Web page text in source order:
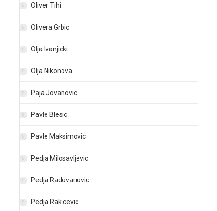
Oliver Tihi
Olivera Grbic
Olja Ivanjicki
Olja Nikonova
Paja Jovanovic
Pavle Blesic
Pavle Maksimovic
Pedja Milosavljevic
Pedja Radovanovic
Pedja Rakicevic